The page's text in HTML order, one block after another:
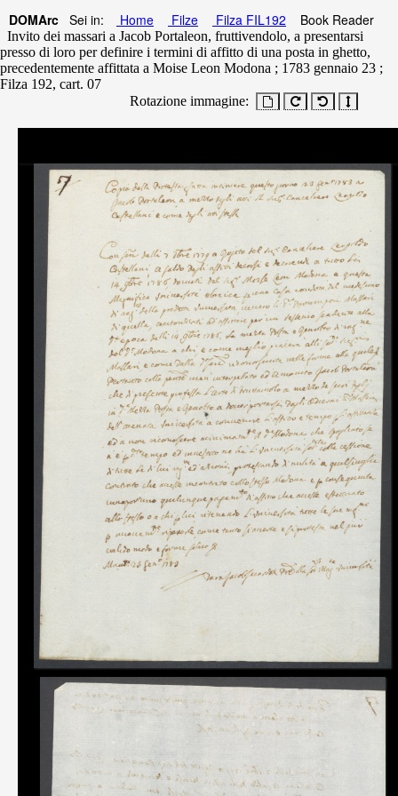
DOMArc Sei in: Home Filze Filza FIL192 Book Reader
Invito dei massari a Jacob Portaleon, fruttivendolo, a presentarsi
presso di loro per definire i termini di affitto di una posta in ghetto,
precedentemente affittata a Moise Leon Modona ; 1783 gennaio 23 ;
Filza 192, cart. 07
Rotazione immagine: